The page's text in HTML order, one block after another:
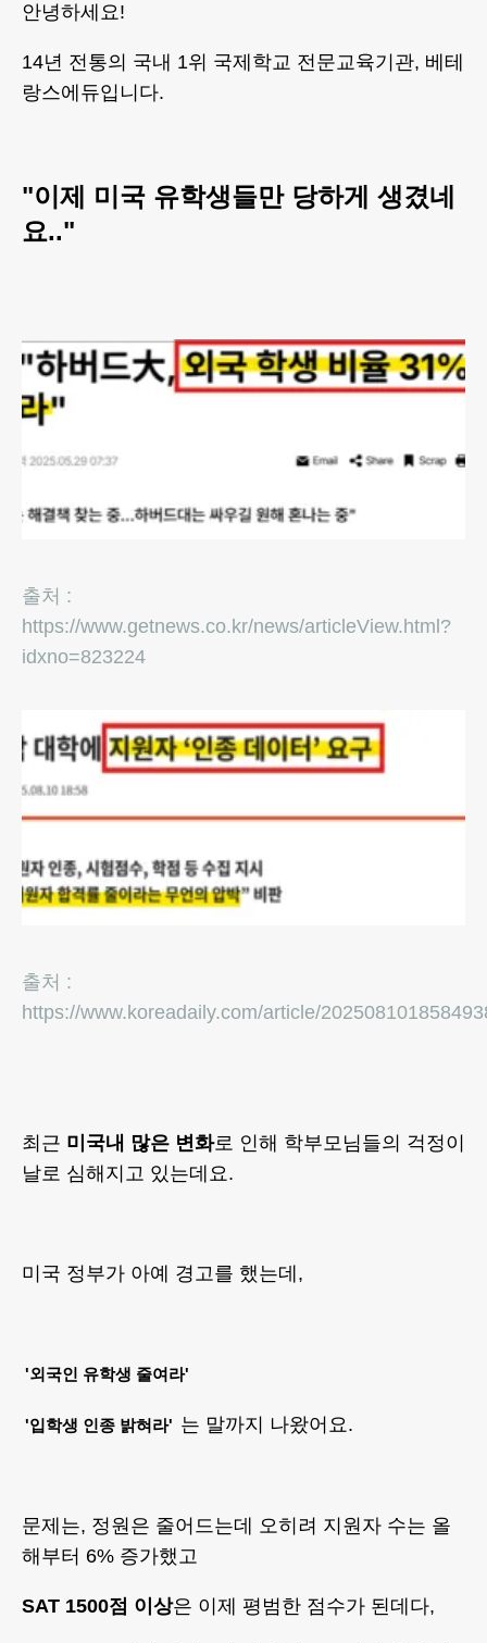
안녕하세요!
14년 전통의 국내 1위 국제학교 전문교육기관, 베테
랑스에듀입니다.
"이제 미국 유학생들만 당하게 생겼네
요.."
출처 :
https://www.getnews.co.kr/news/articleView.html?
idxno=823224
출처 :
https://www.koreadaily.com/article/
최근 미국내 많은 변화로 인해 학부모님들의 걱정이
날로 심해지고 있는데요.
미국 정부가 아예 경고를 했는데,
'외국인 유학생 줄여라'
'입학생 인종 밝혀라' 는 말까지 나왔어요.
문제는, 정원은 줄어드는데 오히려 지원자 수는 올
해부터 6% 증가했고
SAT 1500점 이상은 이제 평범한 점수가 된데다,